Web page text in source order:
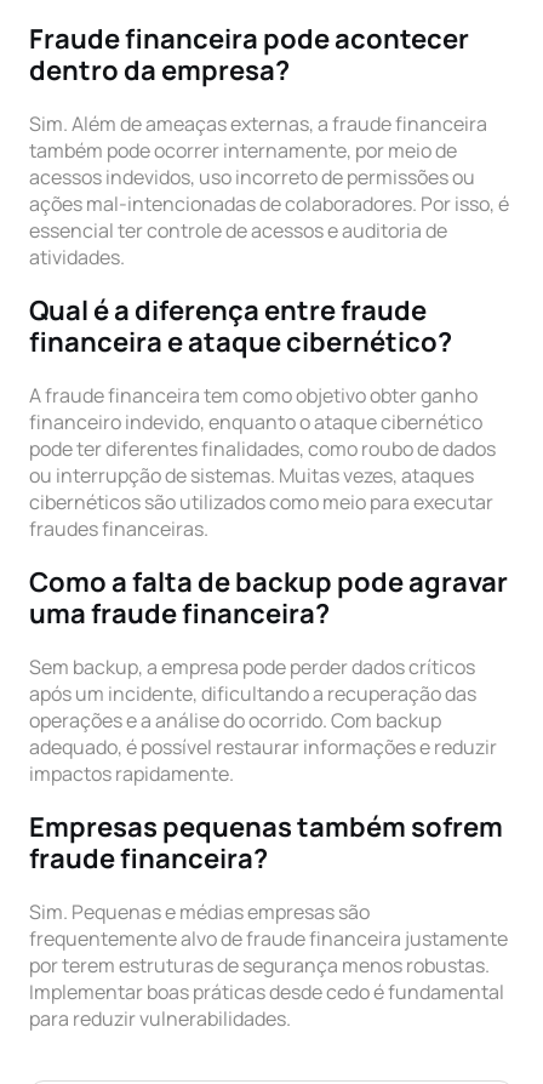
Fraude financeira pode acontecer
dentro da empresa?
Sim. Além de ameaças externas, a fraude financeira
também pode ocorrer internamente, por meio de
acessos indevidos, uso incorreto de permissões ou
ações mal-intencionadas de colaboradores. Por isso, é
essencial ter controle de acessos e auditoria de
atividades.
Qual é a diferença entre fraude
financeira e ataque cibernético?
A fraude financeira tem como objetivo obter ganho
financeiro indevido, enquanto o ataque cibernético
pode ter diferentes finalidades, como roubo de dados
ou interrupção de sistemas. Muitas vezes, ataques
cibernéticos são utilizados como meio para executar
fraudes financeiras.
Como a falta de backup pode agravar
uma fraude financeira?
Sem backup, a empresa pode perder dados críticos
após um incidente, dificultando a recuperação das
operações e a análise do ocorrido. Com backup
adequado, é possível restaurar informações e reduzir
impactos rapidamente.
Empresas pequenas também sofrem
fraude financeira?
Sim. Pequenas e médias empresas são
frequentemente alvo de fraude financeira justamente
por terem estruturas de segurança menos robustas.
Implementar boas práticas desde cedo é fundamental
para reduzir vulnerabilidades.